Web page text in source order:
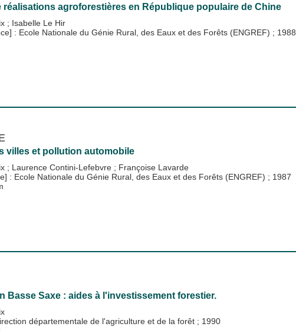
réalisations agroforestières en République populaire de Chine
; Isabelle Le Hir
: Ecole Nationale du Génie Rural, des Eaux et des Forêts (ENGREF) ; 1988
villes et pollution automobile
; Laurence Contini-Lefebvre ; Françoise Lavarde
: Ecole Nationale du Génie Rural, des Eaux et des Forêts (ENGREF) ; 1987
Basse Saxe : aides à l'investissement forestier.
départementale de l'agriculture et de la forêt ; 1990